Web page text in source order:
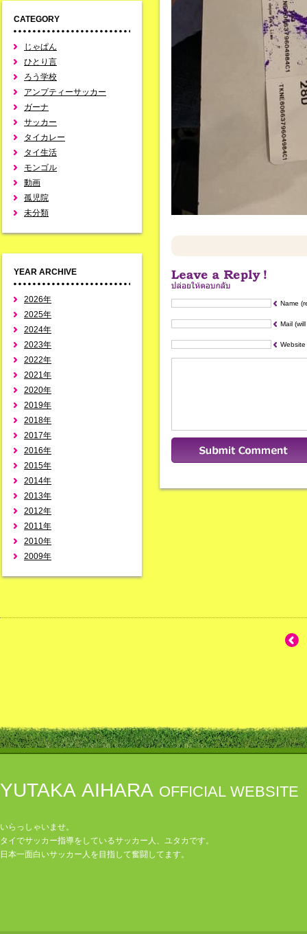
CATEGORY
じゃぱん
ひとり言
ろう学校
アンプティーサッカー
ガーナ
サッカー
タイカレー
タイ生活
モンゴル
動画
孤児院
未分類
YEAR ARCHIVE
2026年
2025年
2024年
2023年
2022年
2021年
2020年
2019年
2018年
2017年
2016年
2015年
2014年
2013年
2012年
2011年
2010年
2009年
Name
Mail
Website
YUTAKA AIHARA OFFICIAL WEBSITE
いらっしゃいませ。
タイでサッカー指導をしているサッカー人、ユタカです。
日本一面白いサッカー人を目指して奮闘してます。